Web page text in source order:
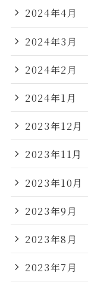
2024年4月
2024年3月
2024年2月
2024年1月
2023年12月
2023年11月
2023年10月
2023年9月
2023年8月
2023年7月